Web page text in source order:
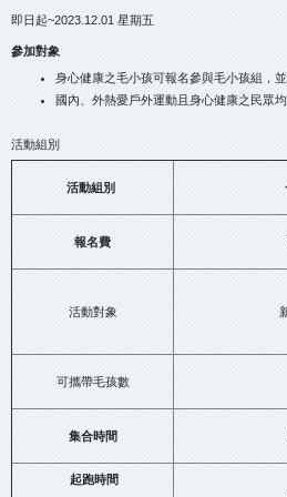
即日起~2023.12.01 星期五
參加對象
身心健康之毛小孩可報名參與毛小孩組，
國內、外熱愛戶外運動且身心健康之民眾均
活動組別
活動組別
報名費
活動對象
可攜帶毛孩數
集合時間
起跑時間